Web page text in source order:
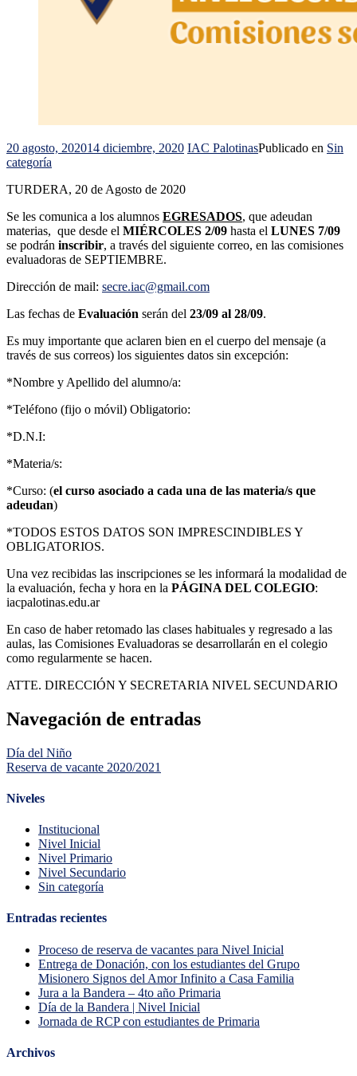
20 agosto, 202014 diciembre, 2020 IAC PalotinasPublicado en Sin
categoría
TURDERA, 20 de Agosto de 2020
Se les comunica a los alumnos EGRESADOS, que adeudan
materias, que desde el MIÉRCOLES 2/09 hasta el LUNES 7/09
se podrán inscribir, a través del siguiente correo, en las comisiones
evaluadoras de SEPTIEMBRE.
Dirección de mail: secre.iac@gmail.com
Las fechas de Evaluación serán del 23/09 al 28/09.
Es muy importante que aclaren bien en el cuerpo del mensaje (a
través de sus correos) los siguientes datos sin excepción:
*Nombre y Apellido del alumno/a:
*Teléfono (fijo o móvil) Obligatorio:
*D.N.I:
*Materia/s:
*Curso: (el curso asociado a cada una de las materia/s que
adeudan)
*TODOS ESTOS DATOS SON IMPRESCINDIBLES Y
OBLIGATORIOS.
Una vez recibidas las inscripciones se les informará la modalidad de
la evaluación, fecha y hora en la PÁGINA DEL COLEGIO:
iacpalotinas.edu.ar
En caso de haber retomado las clases habituales y regresado a las
aulas, las Comisiones Evaluadoras se desarrollarán en el colegio
como regularmente se hacen.
ATTE. DIRECCIÓN Y SECRETARIA NIVEL SECUNDARIO
Navegación de entradas
Día del Niño
Reserva de vacante 2020/2021
Niveles
Institucional
Nivel Inicial
Nivel Primario
Nivel Secundario
Sin categoría
Entradas recientes
Proceso de reserva de vacantes para Nivel Inicial
Entrega de Donación, con los estudiantes del Grupo
Misionero Signos del Amor Infinito a Casa Familia
Jura a la Bandera – 4to año Primaria
Día de la Bandera | Nivel Inicial
Jornada de RCP con estudiantes de Primaria
Archivos